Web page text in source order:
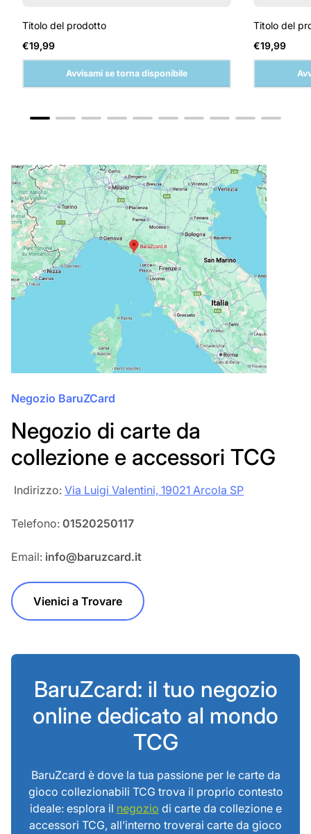
Titolo del prodotto
Prezzo
normale
€19,99
Avvisami se torna disponibile
Titolo del
Prezzo
normale
€19,99
Negozio BaruZCard
Negozio di carte da
collezione e accessori TCG
‎‎ Indirizzo: Via Luigi Valentini, 19021 Arcola SP
Telefono: 01520250117
Email: info@baruzcard.it
Vienici a Trovare
BaruZcard: il tuo negozio
online dedicato al mondo
TCG
BaruZcard è dove la tua passione per le carte da
gioco collezionabili TCG trova il proprio contesto
ideale: esplora il negozio di carte da collezione e
accessori TCG, all’interno troverai carte da gioco